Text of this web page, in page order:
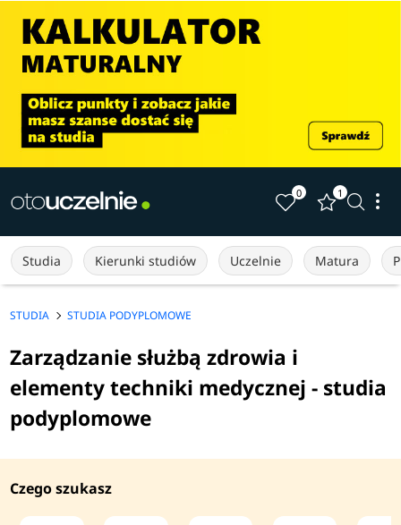
0 1
Studia Kierunki studiów Uczelnie Matura
STUDIA STUDIA PODYPLOMOWE
Zarządzanie służbą zdrowia i
elementy techniki medycznej - studia
podyplomowe
Czego szukasz